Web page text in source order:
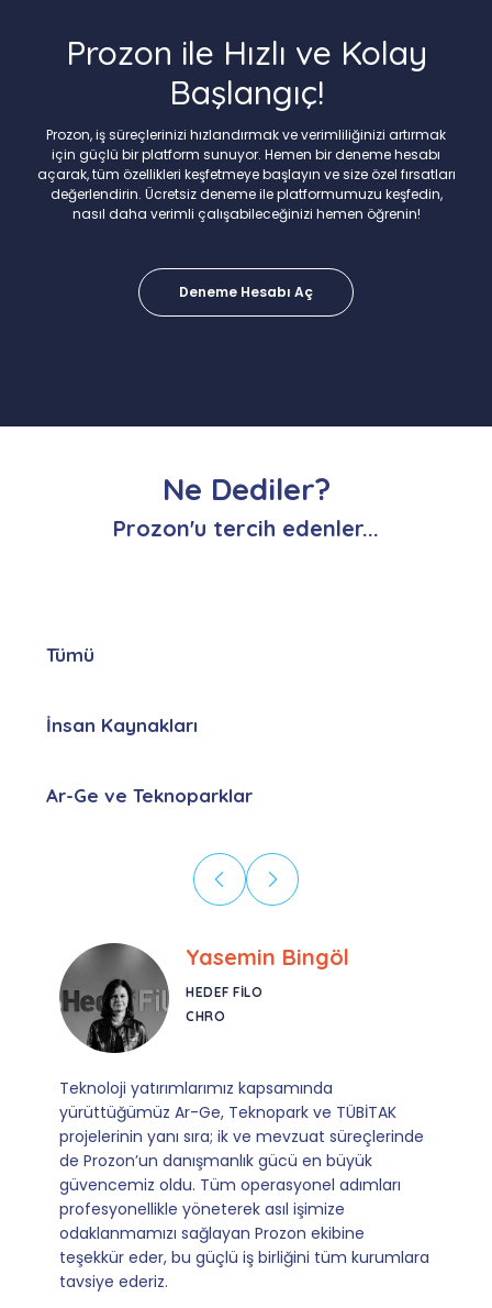
Prozon ile Hızlı ve Kolay
Başlangıç!
Prozon, iş süreçlerinizi hızlandırmak ve verimliliğinizi artırmak
için güçlü bir platform sunuyor. Hemen bir deneme hesabı
açarak, tüm özellikleri keşfetmeye başlayın ve size özel fırsatları
değerlendirin. Ücretsiz deneme ile platformumuzu keşfedin,
nasıl daha verimli çalışabileceğinizi hemen öğrenin!
Deneme Hesabı Aç
Ne Dediler?
Prozon'u tercih edenler...
Tümü
İnsan Kaynakları
Ar-Ge ve Teknoparklar
Ebru Kural
CORESYS
SATIŞ YÖNETICISI
Mevzuata uyum, başvuru ve izleme adımlarında
sağladıkları kusursuz yönlendirme sayesinde artık
operasyonlarımızı sıfır kaygı ve tam güvenle
yürütüyoruz. İş birliğimizi bizim için asıl değerli
kılan ise; ihtiyaç duyduğumuz her an ulaşılabilir
olmaları ve sorularımıza aldığımız hızlı geri
dönüşler.